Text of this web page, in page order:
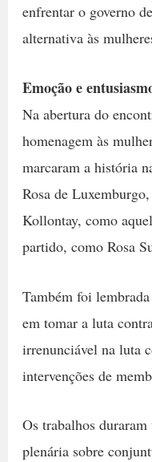
enfrentar o governo
alternativa às
Emoção e
Na abertura do
homenagem às
marcaram a história
Rosa de
Kollontay, como
partido, como Rosa
Também foi
em tomar a luta
irrenunciável na luta
intervenções de
Os trabalhos
plenária sobre